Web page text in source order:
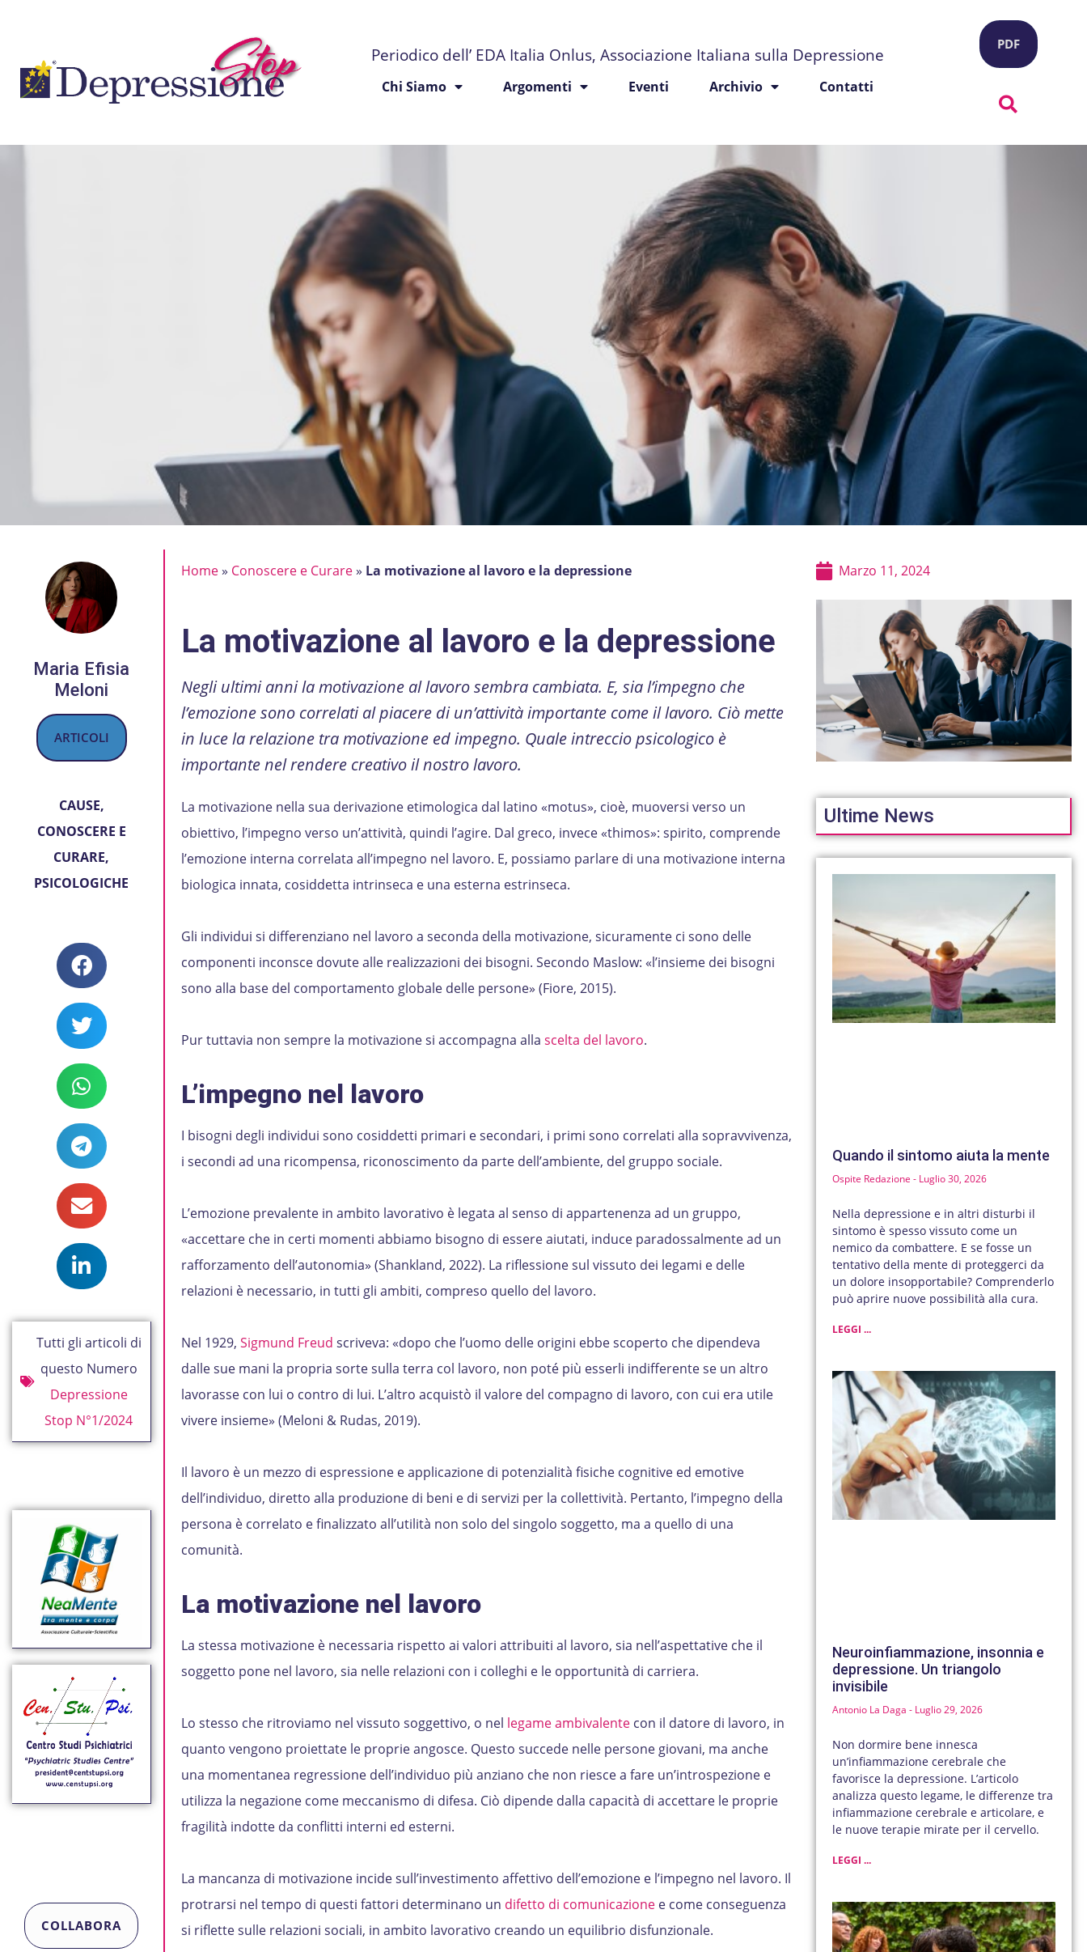
Periodico dell’ EDA Italia Onlus, Associazione Italiana sulla Depressione
Chi Siamo Argomenti Eventi Archivio Contatti
PDF
Maria Efisia
Meloni
ARTICOLI
CAUSE,
CONOSCERE E
CURARE,
PSICOLOGICHE
Tutti gli articoli di
questo Numero
Depressione
Stop N°1/2024
COLLABORA
Home» Conoscere e Curare» La motivazione al lavoro e la depressione
La motivazione al lavoro e la depressione
Negli ultimi anni la motivazione al lavoro sembra cambiata. E, sia l’impegno che
l’emozione sono correlati al piacere di un’attività importante come il lavoro. Ciò mette
in luce la relazione tra motivazione ed impegno. Quale intreccio psicologico è
importante nel rendere creativo il nostro lavoro.
La motivazione nella sua derivazione etimologica dal latino «motus», cioè, muoversi verso un
obiettivo, l’impegno verso un’attività, quindi l’agire. Dal greco, invece «thimos»: spirito, comprende
l’emozione interna correlata all’impegno nel lavoro. E, possiamo parlare di una motivazione interna
biologica innata, cosiddetta intrinseca e una esterna estrinseca.
Gli individui si differenziano nel lavoro a seconda della motivazione, sicuramente ci sono delle
componenti inconsce dovute alle realizzazioni dei bisogni. Secondo Maslow: «l’insieme dei bisogni
sono alla base del comportamento globale delle persone» (Fiore, 2015).
Pur tuttavia non sempre la motivazione si accompagna alla scelta del lavoro.
L’impegno nel lavoro
I bisogni degli individui sono cosiddetti primari e secondari, i primi sono correlati alla sopravvivenza,
i secondi ad una ricompensa, riconoscimento da parte dell’ambiente, del gruppo sociale.
L’emozione prevalente in ambito lavorativo è legata al senso di appartenenza ad un gruppo,
«accettare che in certi momenti abbiamo bisogno di essere aiutati, induce paradossalmente ad un
rafforzamento dell’autonomia» (Shankland, 2022). La riflessione sul vissuto dei legami e delle
relazioni è necessario, in tutti gli ambiti, compreso quello del lavoro.
Nel 1929, Sigmund Freud scriveva: «dopo che l’uomo delle origini ebbe scoperto che dipendeva
dalle sue mani la propria sorte sulla terra col lavoro, non poté più esserli indifferente se un altro
lavorasse con lui o contro di lui. L’altro acquistò il valore del compagno di lavoro, con cui era utile
vivere insieme» (Meloni & Rudas, 2019).
Il lavoro è un mezzo di espressione e applicazione di potenzialità fisiche cognitive ed emotive
dell’individuo, diretto alla produzione di beni e di servizi per la collettività. Pertanto, l’impegno della
persona è correlato e finalizzato all’utilità non solo del singolo soggetto, ma a quello di una
comunità.
La motivazione nel lavoro
La stessa motivazione è necessaria rispetto ai valori attribuiti al lavoro, sia nell’aspettative che il
soggetto pone nel lavoro, sia nelle relazioni con i colleghi e le opportunità di carriera.
Lo stesso che ritroviamo nel vissuto soggettivo, o nel legame ambivalentecon il datore di lavoro, in
quanto vengono proiettate le proprie angosce. Questo succede nelle persone giovani, ma anche
una momentanea regressione dell’individuo più anziano che non riesce a fare un’introspezione e
utilizza la negazione come meccanismo di difesa. Ciò dipende dalla capacità di accettare le proprie
fragilità indotte da conflitti interni ed esterni.
La mancanza di motivazione incide sull’investimento affettivo dell’emozione e l’impegno nel lavoro. Il
protrarsi nel tempo di questi fattori determinano un difetto di comunicazionee come conseguenza
si riflette sulle relazioni sociali, in ambito lavorativo creando un equilibrio disfunzionale.
Marzo 11, 2024
Ultime News
Quando il sintomo aiuta la mente
Ospite Redazione Luglio 30, 2026
Nella depressione e in altri disturbi il
sintomo è spesso vissuto come un
nemico da combattere. E se fosse un
tentativo della mente di proteggerci da
un dolore insopportabile? Comprenderlo
può aprire nuove possibilità alla cura.
LEGGI ...
Neuroinfiammazione, insonnia e
depressione. Un triangolo
invisibile
Antonio La Daga Luglio 29, 2026
Non dormire bene innesca
un’infiammazione cerebrale che
favorisce la depressione. L’articolo
analizza questo legame, le differenze tra
infiammazione cerebrale e articolare, e
le nuove terapie mirate per il cervello.
LEGGI ...